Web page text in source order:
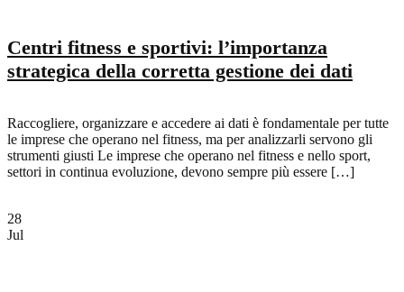
Centri fitness e sportivi: l’importanza
strategica della corretta gestione dei dati
Raccogliere, organizzare e accedere ai dati è fondamentale per tutte
le imprese che operano nel fitness, ma per analizzarli servono gli
strumenti giusti Le imprese che operano nel fitness e nello sport,
settori in continua evoluzione, devono sempre più essere […]
28
Jul